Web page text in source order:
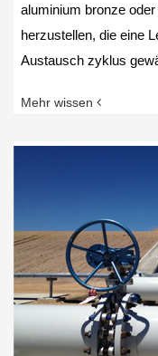
aluminium bronze
herzustellen, die eine
Austausch zyklus
Mehr wissen